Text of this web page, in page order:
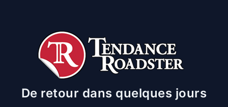
De retour dans quelques jours